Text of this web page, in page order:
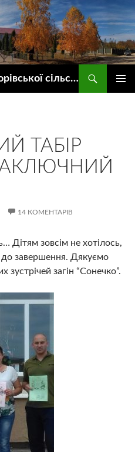
Грозинецький ліцей Топорівської сільської ради
ТАБІР
14 КОМЕНТАРІВ
Дітям зовсім не хотілось,
завершення. Дякуємо
загін “Сонечко”.